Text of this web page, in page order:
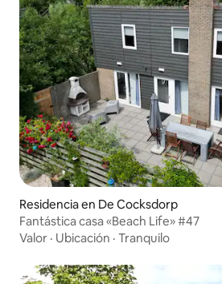
Residencia en De Cocksdorp
Fantástica casa «Beach Life» #47
Valor · Ubicación · Tranquilo